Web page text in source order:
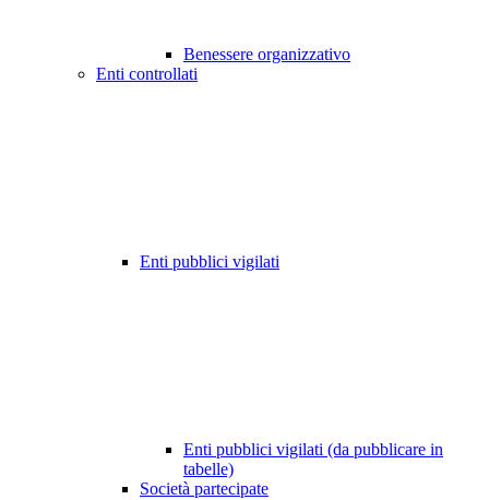
Benessere organizzativo
Enti controllati
Enti pubblici vigilati
Enti pubblici vigilati (da pubblicare in
tabelle)
Società partecipate